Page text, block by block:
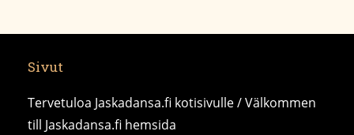
Sivut
Tervetuloa Jaskadansa.fi kotisivulle / Välkommen
till Jaskadansa.fi hemsida